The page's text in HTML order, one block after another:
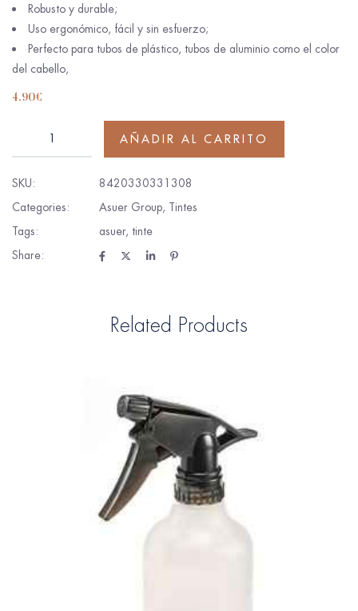
Robusto y durable;
Uso ergonómico, fácil y sin esfuerzo;
Perfecto para tubos de plástico, tubos de aluminio como el color
del cabello,
4.90€
AÑADIR AL CARRITO
SKU:
8420330331308
Categories:
Asuer Group, Tintes
Tags:
asuer, tinte
Share:
Related Products